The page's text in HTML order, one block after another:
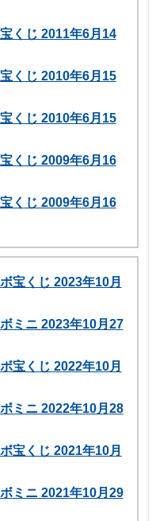
くじ 2011年6月14
くじ 2010年6月15
くじ 2010年6月15
くじ 2009年6月16
くじ 2009年6月16
宝くじ 2023年10月
ミニ 2023年10月27
宝くじ 2022年10月
ミニ 2022年10月28
宝くじ 2021年10月
ミニ 2021年10月29